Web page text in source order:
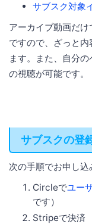
サブスク対象
アーカイブ動画だ
ですので、ざっと
ます。また、自分
の視聴が可能です。
サブスクの登
次の手順でお申し込
Circleでユー
です）
Stripeで決済